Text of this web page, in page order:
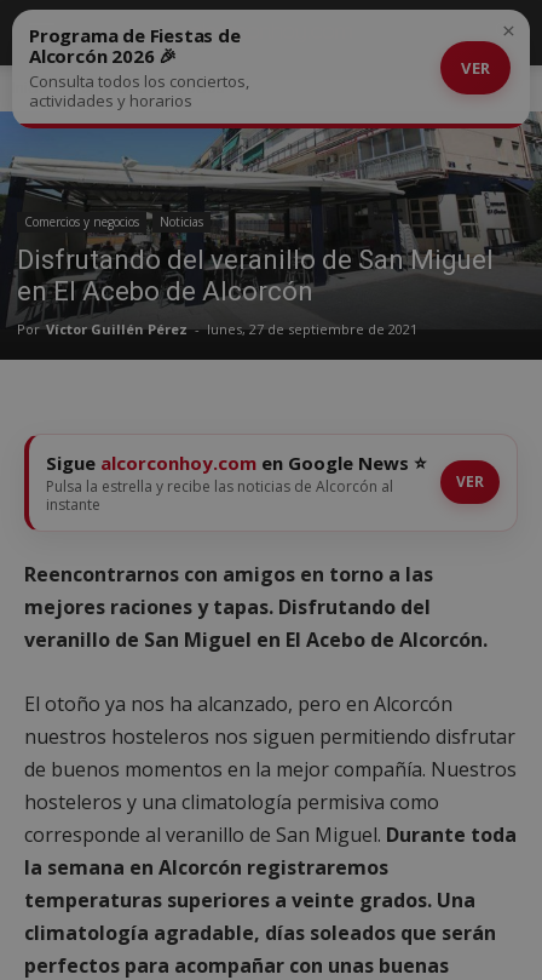
Inicio Comercios y negocios
Comercios y negocios Noticias
Disfrutando del veranillo de San Miguel
en El Acebo de Alcorcón
Por Víctor Guillén Pérez - lunes, 27 de septiembre de 2021
Programa de Fiestas de
Alcorcón 2026 🎉
Consulta todos los conciertos,
actividades y horarios
VER
×
Sigue alcorconhoy.com en Google News ⭐
Pulsa la estrella y recibe las noticias de Alcorcón al
instante
VER
Reencontrarnos con amigos en torno a las
mejores raciones y tapas. Disfrutando del
veranillo de San Miguel en El Acebo de Alcorcón.
El otoño ya nos ha alcanzado, pero en Alcorcón
nuestros hosteleros nos siguen permitiendo disfrutar
de buenos momentos en la mejor compañía. Nuestros
hosteleros y una climatología permisiva como
corresponde al veranillo de San Miguel. Durante toda
la semana en Alcorcón registraremos
temperaturas superiores a veinte grados. Una
climatología agradable, días soleados que serán
perfectos para acompañar con unas buenas